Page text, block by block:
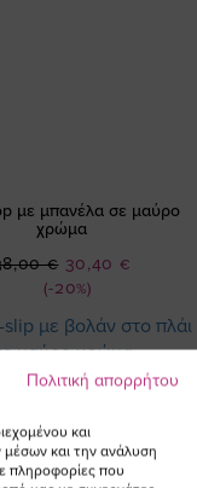
με μπανέλα σε μαύρο
χρώμα
(-20%)
Ειδική
Τιμή
30,40 €
€
Πολιτική απορρήτου
και
μέσων και την ανάλυση
πληροφορίες που